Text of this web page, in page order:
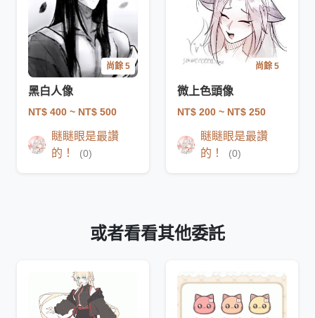
尚餘 5
黑白人像
NT$ 400 ~ NT$ 500
瞇瞇眼是最讚
的！
(0)
尚餘 5
微上色頭像
NT$ 200 ~ NT$ 250
瞇瞇眼是最讚
的！
(0)
或者看看其他委託